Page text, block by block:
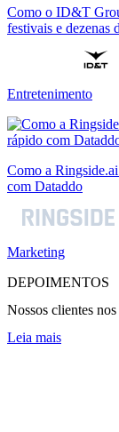
Como o ID&T
festivais e dezenas
Entretenimento
Como a
com Dataddo
Marketing
DEPOIMENTOS
Nossos clientes
Leia mais